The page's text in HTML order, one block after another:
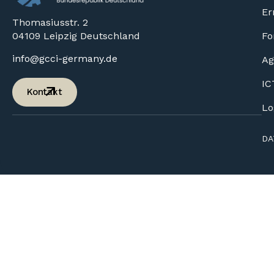
Thomasiusstr. 2
04109 Leipzig Deutschland
info@gcci-germany.de
Kontakt